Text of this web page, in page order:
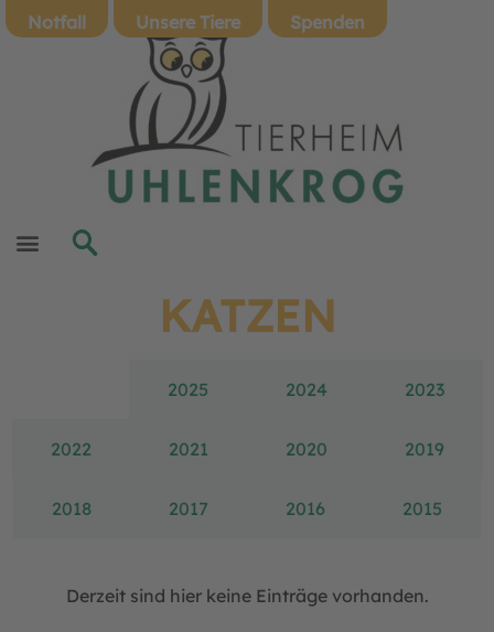
Notfall Unsere Tiere Spenden
KATZEN
2025 2024 2023
2022 2021 2020 2019
2018 2017 2016 2015
Derzeit sind hier keine Einträge vorhanden.